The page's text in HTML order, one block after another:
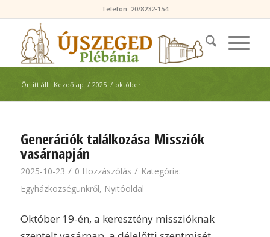
Telefon: 20/8232-154
Ön itt áll: Kezdőlap / 2025 / október
Generációk találkozása Missziók
vasárnapján
2025-10-23 / 0 Hozzászólás / Kategória:
Egyházközségünkről, Nyitóoldal
Október 19-én, a keresztény misszióknak